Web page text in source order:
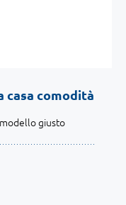
casa comodità
giusto